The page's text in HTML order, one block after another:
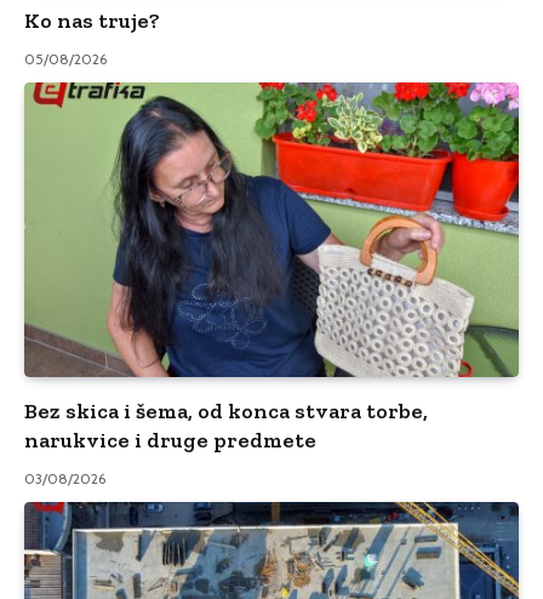
Ko nas truje?
05/08/2026
Bez skica i šema, od konca stvara torbe,
narukvice i druge predmete
03/08/2026